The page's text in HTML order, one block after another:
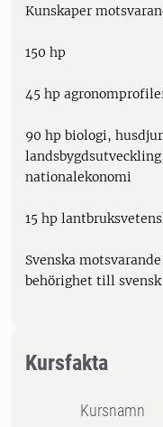
Kunskaper
150 hp
45 hp
90 hp biologi,
nationalekonomi
15 hp
Svenska
behörighet till
Kursfakta
Kursnamn